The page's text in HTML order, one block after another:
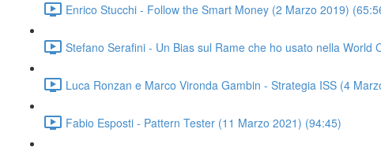
Enrico Stucchi - Follow the Smart Money (2 Marzo 2019)
Stefano Serafini - Un Bias sul Rame che ho usato nella
Luca Ronzan e Marco Vironda Gambin - Strategia ISS (4
Fabio Esposti - Pattern Tester (11 Marzo 2021) (94:45)